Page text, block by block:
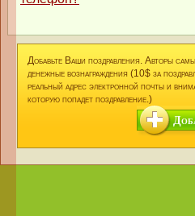
Добавьте Ваши поздравления. Авторы
денежные вознаграждения (10$ за
реальный адрес электронной почты и
которую попадет поздравление.)